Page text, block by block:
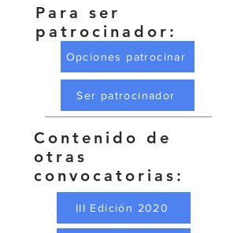
Para ser
patrocinador:
Opciones patrocinar
Ser patrocinador
Contenido de
otras
convocatorias:
III Edición 2020